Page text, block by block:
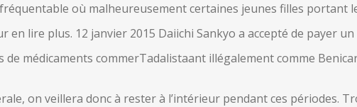
où malheureusement certaines jeunes filles portant
en lire plus. 12 janvier 2015 Daiichi Sankyo a accepté de payer
de médicaments commerTadalistaant illégalement comme
on veillera donc à rester à l’intérieur pendant ces périodes.